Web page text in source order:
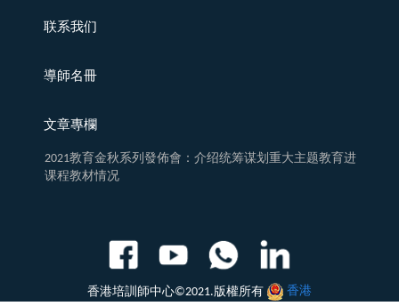
联系我们
導師名冊
文章專欄
2021教育金秋系列發佈會：介绍统筹谋划重大主题教育进
课程教材情况
香港培訓師中心©2021.版權所有 香港